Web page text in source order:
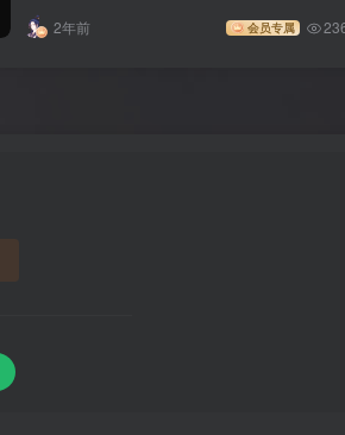
2年前 会员专属